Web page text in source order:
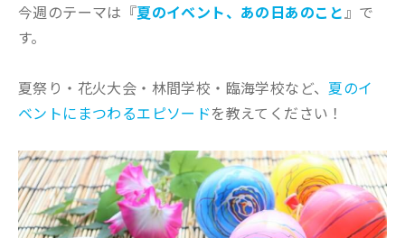
今週のテーマは『夏のイベント、あの日あのこと』で
す。
夏祭り・花火大会・林間学校・臨海学校など、 夏のイ
ベントにまつわるエピソードを教えてください！